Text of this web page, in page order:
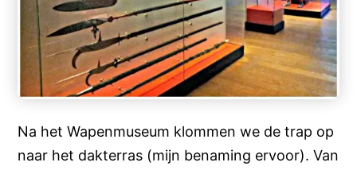
Na het Wapenmuseum klommen we de trap op
naar het dakterras (mijn benaming ervoor). Van